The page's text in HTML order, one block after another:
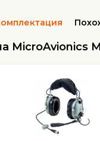
MicroAvionics